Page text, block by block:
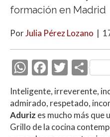
formación en Madrid
PorJulia Pérez Lozano |
W
h
at
s
A
F
ac
e
b
o
T
itt
er
C
o
m
p
ar
Inteligente, irreverente,
admirado, respetado,
Aduriz es mucho más que
Grillo de la cocina